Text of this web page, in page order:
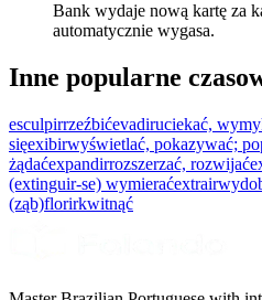
Bank wydaje nową kartę za
automatycznie wygasa.
Inne popularne
esculpirrzeźbićevadiruciekać,
sięexibirwyświetlać, pokazywać;
żądaćexpandirrozszerzać, rozwijać
(extinguir-se) wymieraćextrair
(ząb)florirkwitnąć